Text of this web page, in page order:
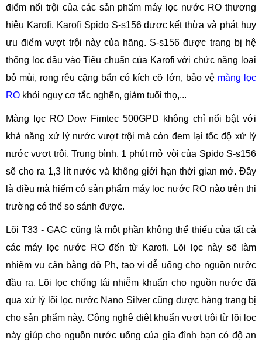
điểm nổi trội của các sản phấm máy lọc nước RO thương
hiệu Karofi. Karofi Spido S-s156 được kết thừa và phát huy
ưu điểm vượt trội này của hãng. S-s156 được trang bị hệ
thống lọc đầu vào Tiêu chuẩn của Karofi với chức năng loại
bỏ mùi, rong rêu cặng bẩn có kích cỡ lớn, bảo vệ màng lọc
RO khỏi nguy cơ tắc nghẽn, giảm tuổi thọ,...
Màng lọc RO Dow Fimtec 500GPD không chỉ nổi bật với
khả năng xử lý nước vượt trội mà còn đem lại tốc độ xử lý
nước vượt trội. Trung bình, 1 phút mở vòi của Spido S-s156
sẽ cho ra 1,3 lít nước và không giới hạn thời gian mở. Đây
là điều mà hiếm có sản phẩm máy lọc nước RO nào trên thị
trường có thể so sánh được.
Lõi T33 - GAC cũng là một phần không thể thiếu của tất cả
các máy lọc nước RO đến từ Karofi. Lõi lọc này sẽ làm
nhiệm vụ cân bằng độ Ph, tạo vị dễ uống cho nguồn nước
đầu ra. Lõi lọc chống tái nhiễm khuẩn cho nguồn nước đã
qua xứ lý lõi lọc nước Nano Silver cũng được hàng trang bị
cho sản phẩm này. Công nghệ diệt khuẩn vượt trội từ lõi lọc
này giúp cho nguồn nước uống của gia đình bạn có độ an